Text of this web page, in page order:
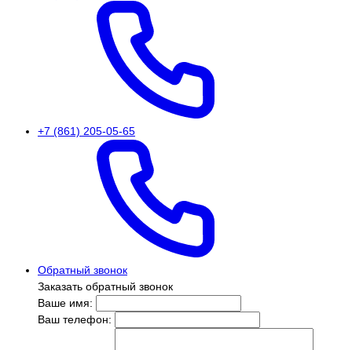
+7 (861) 205-05-65
Обратный звонок
Заказать обратный звонок
Ваше имя:
Ваш телефон: